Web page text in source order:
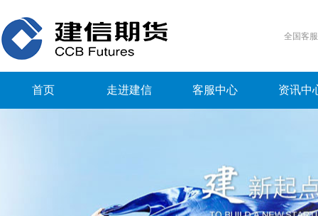
全国客
首页 走进建信 客服中心 资讯中